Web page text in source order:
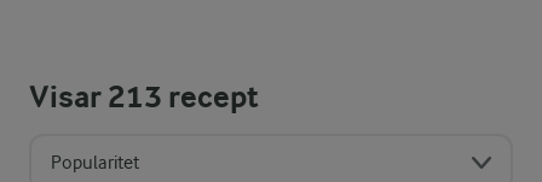
Visar213 recept
Popularitet